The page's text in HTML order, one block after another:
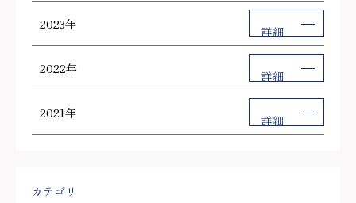
2023年 詳細
2022年 詳細
2021年 詳細
カテゴリ